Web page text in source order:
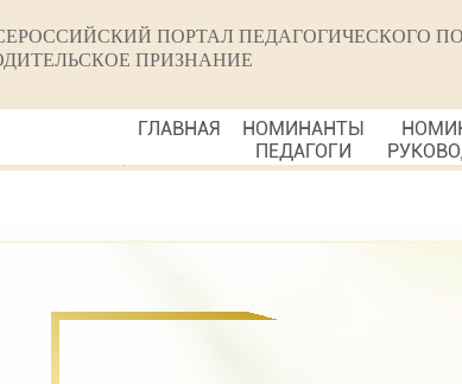
ПОРТАЛ ПЕДАГОГИЧЕСКОГО
ПРИЗНАНИЕ
ГЛАВНАЯ
НОМИНАНТЫ
ПЕДАГОГИ